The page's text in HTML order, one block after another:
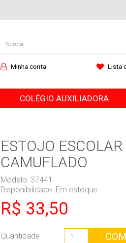
Minha conta Lista
COLÉGIO AUXILIADORA
ESTOJO
CAMUFLADO
Modelo: 37441
Disponibilidade: Em estoque
R$ 33,50
Quantidade